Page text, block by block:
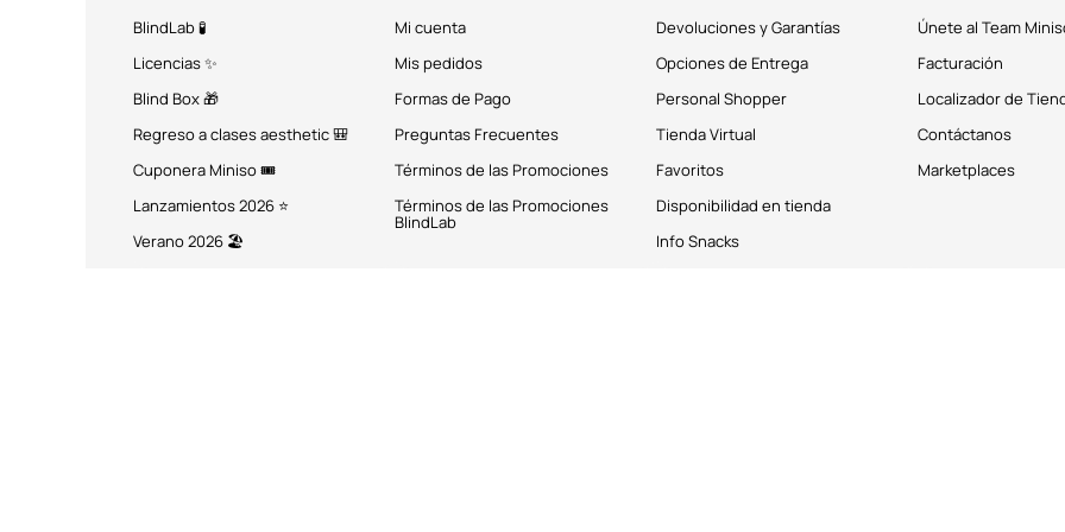
BlindLab 🧪
Licencias ✨
Blind Box 🎁
Regreso a clases aesthetic 🎒
Cuponera Miniso 🎟️
Lanzamientos 2026 ⭐
Verano 2026 🏖️
Mi cuenta
Mis pedidos
Formas de Pago
Preguntas Frecuentes
Términos de las Promociones
Términos de las Promociones
BlindLab
Devoluciones y Garantías
Opciones de Entrega
Personal Shopper
Tienda Virtual
Favoritos
Disponibilidad en tienda
Info Snacks
Únete al Team
Facturación
Localizador de
Contáctanos
Marketplaces